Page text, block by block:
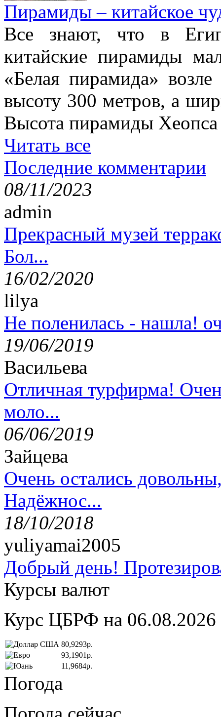
Пирамиды – китайское
Все знают, что в
китайские пирамиды
«Белая пирамида»
высоту 300 метров, а
Высота пирамиды Хеопса
Читать все
Последние комментарии
08/11/2023
admin
Прекрасный музей
Бол...
16/02/2020
lilya
Не поленилась - нашла!
19/06/2019
Васильева
Отличная турфирма!
моло...
06/06/2019
Зайцева
Очень остались
Надёжнос...
18/10/2018
yuliyamai2005
Добрый день!
Курсы валют
Курс ЦБРФ на 06.08.2026
80,9293р.
93,1901р.
11,9684р.
Погода